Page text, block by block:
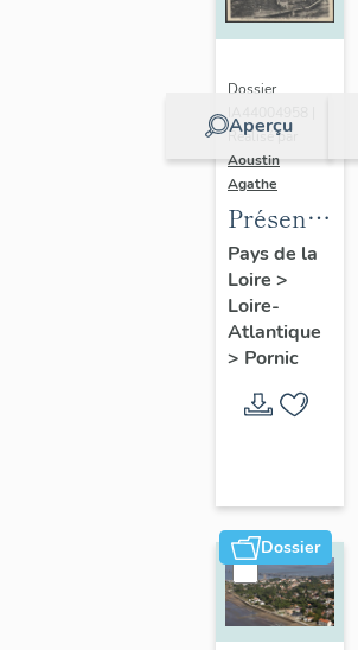
Aperçu
Dossier
Réalisé par
Aoustin
Agathe
Présentation
de la
commune
de
Pornic
Pays de la
Loire >
Loire-
Atlantique
> Pornic
Dossier